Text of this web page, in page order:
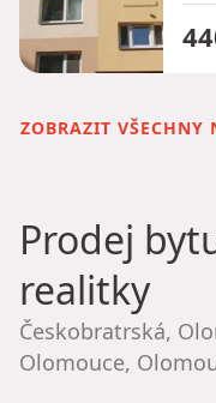
ZOBRAZIT VŠECHNY
Prodej
realitky
Českobratrská,
Olomouce,